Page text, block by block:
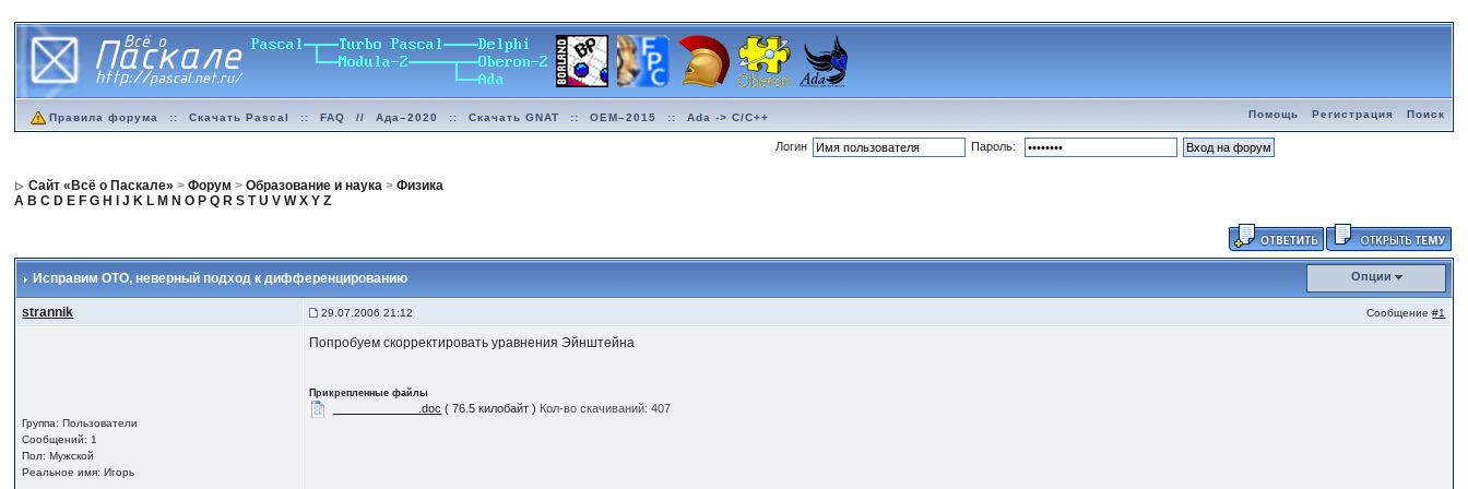
Правила форума :: Скачать Pascal :: FAQ // Ада–2020 :: Скачать GNAT :: OEM–2015 :: Ada -> C/C++ Помощь Регистрация Поиск
Логин Пароль:
Сайт «Всё о Паскале» >Форум >Образование и наука >Физика
A B C D E F G H J K L M N O P Q R S T U V W X Y Z
Исправим ОТО, неверный подход к дифференцированию Опции
strannik 29.07.2006 21:12 Сообщение#1
Группа: Пользователи
Сообщений: 1
Пол: Мужской
Реальное имя: Игорь
Попробуем скорректировать уравнения Эйнштейна
Прикрепленные файлы
_____________.doc ( 76.5 килобайт ) Кол-во скачиваний: 407